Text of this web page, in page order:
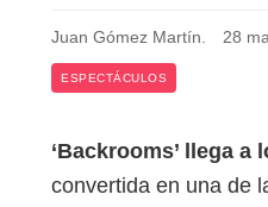
Juan Gómez Martín. 28
ESPECTÁCULOS
‘Backrooms’ llega
convertida en una de